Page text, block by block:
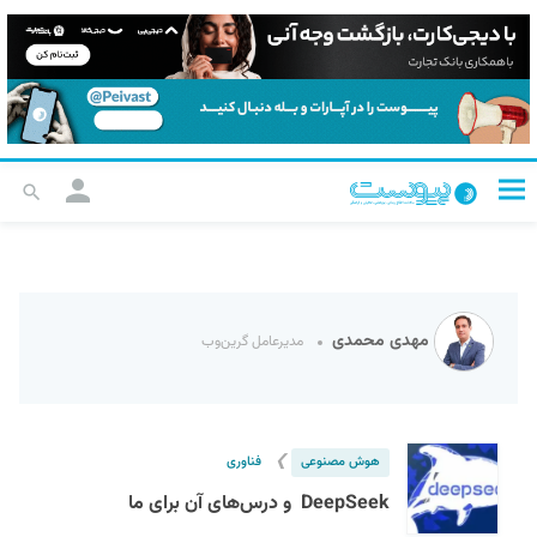
مهدی محمدی مدیرعامل گرین‌وب
هوش مصنوعی ❯ فناوری
DeepSeek و درس‌های آن برای ما